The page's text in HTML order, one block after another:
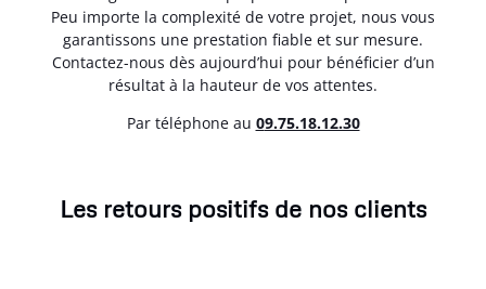
Peu importe la complexité de votre projet, nous vous
garantissons une prestation fiable et sur mesure.
Contactez-nous dès aujourd’hui pour bénéficier d’un
résultat à la hauteur de vos attentes.
Par téléphone au 09.75.18.12.30
Les retours positifs de nos clients